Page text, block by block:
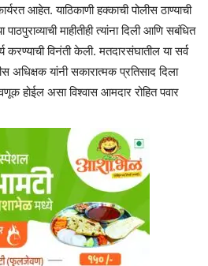
आहेत. याठिकाणी हक्काची पोलीस ठाण्याची
माहीतीही त्यांना दिली आणि सबंधित
करण्याची विनंती केली. मतदारसंघातील या सर्व
अधिक्षक यांनी सकारात्मक प्रतिसाद दिला
होईल असा विश्वास आमदार रोहित पवार